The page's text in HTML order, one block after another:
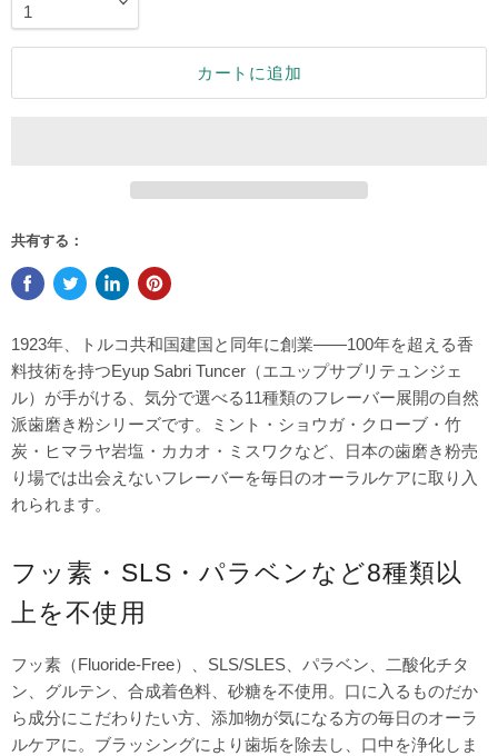
カートに追加
共有する：
1923年、トルコ共和国建国と同年に創業——100年を超える香
料技術を持つEyup Sabri Tuncer（エユップサブリテュンジェ
ル）が手がける、気分で選べる11種類のフレーバー展開の自然
派歯磨き粉シリーズです。ミント・ショウガ・クローブ・竹
炭・ヒマラヤ岩塩・カカオ・ミスワクなど、日本の歯磨き粉売
り場では出会えないフレーバーを毎日のオーラルケアに取り入
れられます。
フッ素・SLS・パラベンなど8種類以
上を不使用
フッ素（Fluoride-Free）、SLS/SLES、パラベン、二酸化チタ
ン、グルテン、合成着色料、砂糖を不使用。口に入るものだか
ら成分にこだわりたい方、添加物が気になる方の毎日のオーラ
ルケアに。ブラッシングにより歯垢を除去し、口中を浄化しま